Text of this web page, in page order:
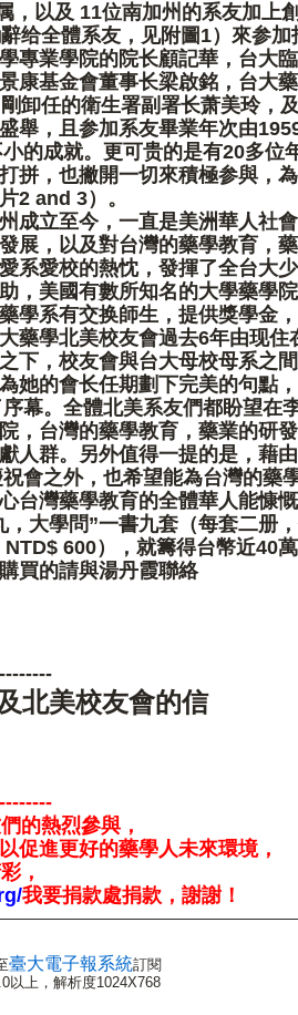
，以及 11位南加州的系友加上
给全體系友，见附圖1）來参加
專業學院的院长顧記華，台大
康基金會董事长梁啟銘，台大
卸任的衛生署副署长萧美玲，
舉，且参加系友畢業年次由
的成就。更可贵的是有20多位
拼，也撇開一切來積極参與，
2 and 3）。
成立至今，一直是美洲華人社
展，以及對台灣的藥學教育，
系愛校的熱忱，發揮了全台大
，美國有數所知名的大學藥學院
學系有交换師生，提供獎學金
藥學北美校友會過去6年由现住
下，校友會與台大母校母系之
她的會长任期劃下完美的句點
幕。全體北美系友們都盼望在
，台灣的藥學教育，藥業的研
人群。另外值得一提的是，藉
會之外，也希望能為台灣的藥
台灣藥學教育的全體華人能慷
大學問”一書九套（每套二册
600），就籌得台幣近40萬
買的請與湯丹霞聯絡
北美校友會的信
的熱烈參與，
以促進更好的藥學人未來環境，
，
我要捐款處捐款，謝謝！
臺大電子報系統訂閱
以上，解析度1024X768